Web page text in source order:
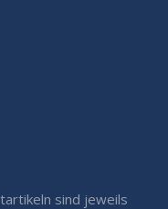
sind jeweils